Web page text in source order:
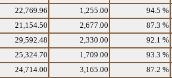
22,769.96 1,255.00 94.5 %
21,154.50 2,677.00 87.3 %
29,592.48 2,330.00 92.1 %
25,324.70 1,709.00 93.3 %
24,714.00 3,165.00 87.2 %